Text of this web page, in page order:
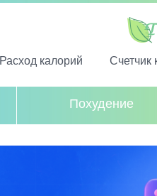
Расход калорий Счетчик
Похудение